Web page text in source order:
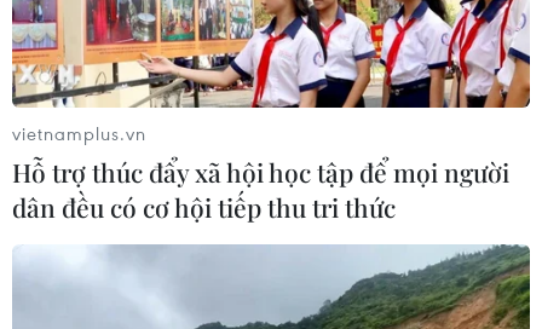
18/02/2021 03:53
Khám xét tại nhà Lê Thanh Trung, công an thu giữ 6
CPU máy tính, 15 thùng tài liệu, hóa đơn, 1 máy tính
bảng, 2 điện thoại, 2 xe ôtô, nhiều tiền mặt, 27 con dấu
của nhiều công ty.
vietnamplus.vn
Hỗ trợ thúc đẩy xã hội học tập để mọi người
dân đều có cơ hội tiếp thu tri thức